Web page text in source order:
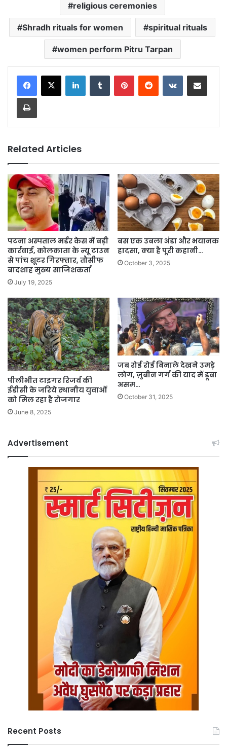
religious ceremonies
Shradh rituals for women spiritual rituals
women perform Pitru Tarpan
LinkedInTumblr PinterestReddit VKontakteShare via Email
Print
Related Articles
पटना अस्पताल मर्डर केस में बड़ी
कार्रवाई, कोलकाता के न्यू टाउन
से पांच शूटर गिरफ्तार, तौसीफ
बादशाह मुख्य साजिशकर्ता
July 19, 2025
बस एक उबला अंडा और भयानक
हादसा, क्या है पूरी कहानी…
October 3, 2025
पीलीभीत टाइगर रिजर्व की
ईडीसी के जरिये स्थानीय युवाओं
को मिल रहा है रोजगार
June 8, 2025
जब रोई रोई बिनाले देखने उमड़े
लोग, ज़ुबीन गर्ग की याद में डूबा
असम…
October 31, 2025
Advertisement
Recent Posts